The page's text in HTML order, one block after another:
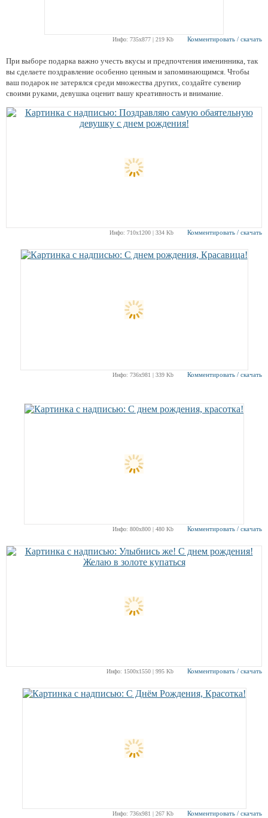
Инфо: 735х877 | 219 Kb Комментировать / скачать
При выборе подарка важно учесть вкусы и предпочтения именинника, так
вы сделаете поздравление особенно ценным и запоминающимся. Чтобы
ваш подарок не затерялся среди множества других, создайте сувенир
своими руками, девушка оценит вашу креативность и внимание.
Инфо: 710х1200 | 334 Kb Комментировать / скачать
Инфо: 736х981 | 339 Kb Комментировать / скачать
Инфо: 800х800 | 480 Kb Комментировать / скачать
Инфо: 1500х1550 | 995 Kb Комментировать / скачать
Инфо: 736х981 | 267 Kb Комментировать / скачать